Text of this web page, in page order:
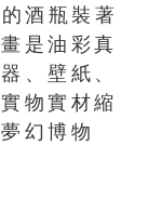
酒瓶裝著
是油彩真
、壁紙、
物實材縮
幻博物